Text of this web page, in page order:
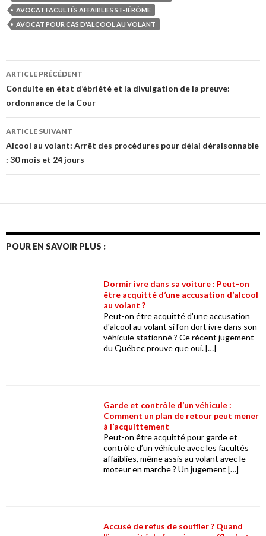
AVOCAT FACULTÉS AFFAIBLIES ST-JÉRÔME
AVOCAT POUR CAS D'ALCOOL AU VOLANT
Navigation
des
articles
ARTICLE PRÉCÉDENT
Conduite en état d’ébriété et la divulgation de la preuve:
ordonnance de la Cour
ARTICLE SUIVANT
Alcool au volant: Arrêt des procédures pour délai déraisonnable
: 30 mois et 24 jours
POUR EN SAVOIR PLUS :
Dormir ivre dans sa voiture : Peut-on
être acquitté d’une accusation d’alcool
au volant ?
Peut-on être acquitté d'une accusation
d'alcool au volant si l'on dort ivre dans son
véhicule stationné ? Ce récent jugement
du Québec prouve que oui. […]
Garde et contrôle d’un véhicule :
Comment un plan de retour peut mener
à l’acquittement
Peut-on être acquitté pour garde et
contrôle d’un véhicule avec les facultés
affaiblies, même assis au volant avec le
moteur en marche ? Un jugement […]
Accusé de refus de souffler ? Quand